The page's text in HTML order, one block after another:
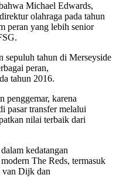
Michael Edwards,
olahraga pada tahun
peran yang lebih senior
sepuluh tahun di Merseyside
peran,
tahun 2016.
penggemar, karena
pasar transfer melalui
nilai terbaik dari
kedatangan
The Reds, termasuk
van Dijk dan